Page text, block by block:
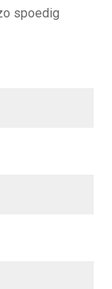
spoedig